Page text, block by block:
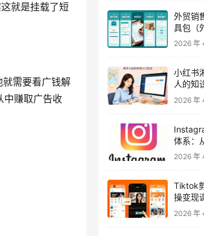
就是挂载了短
需要看广钱解
中赚取广告收
外贸销
具包（
外贸经
2026 年
小红书
人的知
2026 年
体系：
利的自
2026 年
Tiktok
操变现
全教程
2026 年